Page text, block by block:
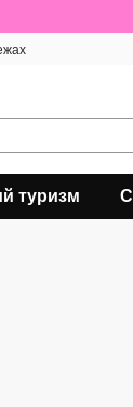
туризм